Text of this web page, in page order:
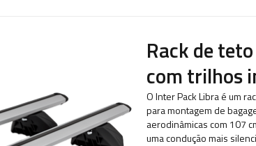
Rack de
com trilhos
O Inter Pack Libra é um
para montagem de
aerodinâmicas com 107
uma condução mais